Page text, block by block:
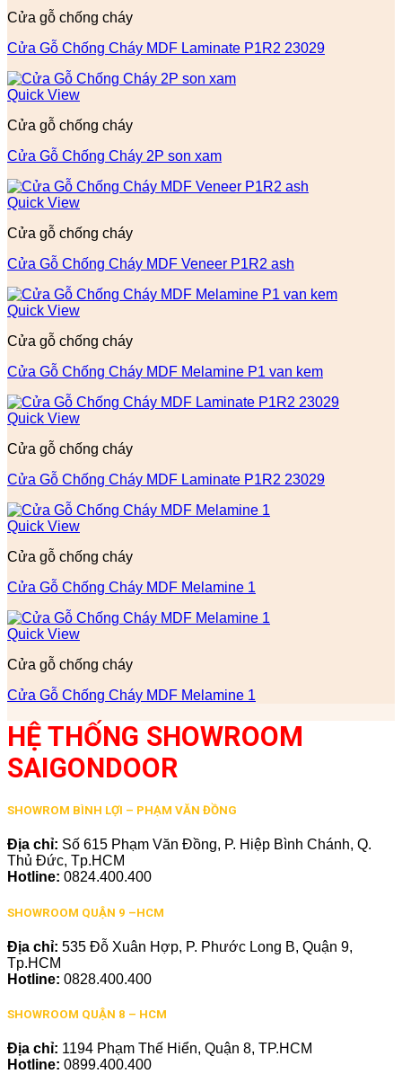
Cửa gỗ chống cháy
Cửa Gỗ Chống Cháy MDF Laminate P1R2 23029
Quick View
Cửa gỗ chống cháy
Cửa Gỗ Chống Cháy 2P son xam
Quick View
Cửa gỗ chống cháy
Cửa Gỗ Chống Cháy MDF Veneer P1R2 ash
Quick View
Cửa gỗ chống cháy
Cửa Gỗ Chống Cháy MDF Melamine P1 van kem
Quick View
Cửa gỗ chống cháy
Cửa Gỗ Chống Cháy MDF Laminate P1R2 23029
Quick View
Cửa gỗ chống cháy
Cửa Gỗ Chống Cháy MDF Melamine 1
Quick View
Cửa gỗ chống cháy
Cửa Gỗ Chống Cháy MDF Melamine 1
HỆ THỐNG SHOWROOM
SAIGONDOOR
SHOWROM BÌNH LỢI – PHẠM VĂN ĐỒNG
Địa chỉ: Số 615 Phạm Văn Đồng, P. Hiệp Bình Chánh, Q.
Thủ Đức, Tp.HCM
Hotline: 0824.400.400
SHOWROOM QUẬN 9 –HCM
Địa chỉ: 535 Đỗ Xuân Hợp, P. Phước Long B, Quận 9,
Tp.HCM
Hotline: 0828.400.400
SHOWROOM QUẬN 8 – HCM
Địa chỉ: 1194 Phạm Thế Hiển, Quận 8, TP.HCM
Hotline: 0899.400.400